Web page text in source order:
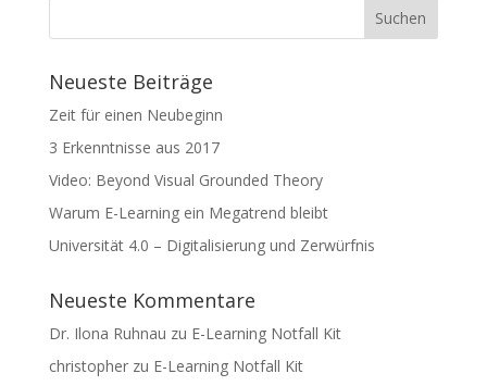
Neueste Beiträge
Zeit für einen Neubeginn
3 Erkenntnisse aus 2017
Video: Beyond Visual Grounded Theory
Warum E-Learning ein Megatrend bleibt
Universität 4.0 – Digitalisierung und Zerwürfnis
Neueste Kommentare
Dr. Ilona Ruhnau zu E-Learning Notfall Kit
christopherzu E-Learning Notfall Kit